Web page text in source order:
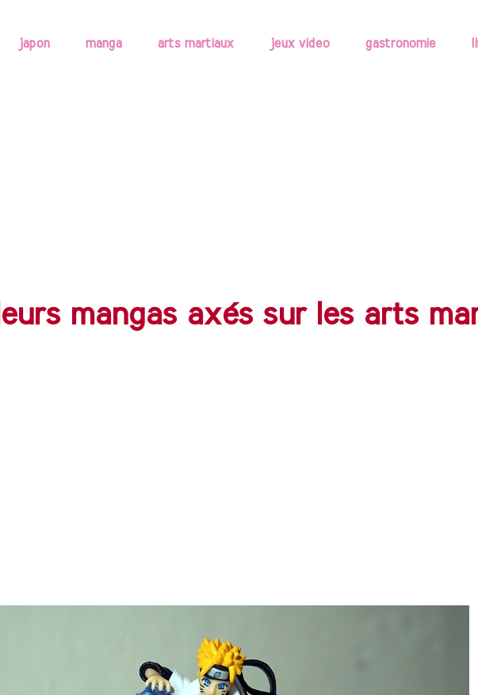
japon manga arts martiaux jeux video gastronomie
mangas axés sur les arts